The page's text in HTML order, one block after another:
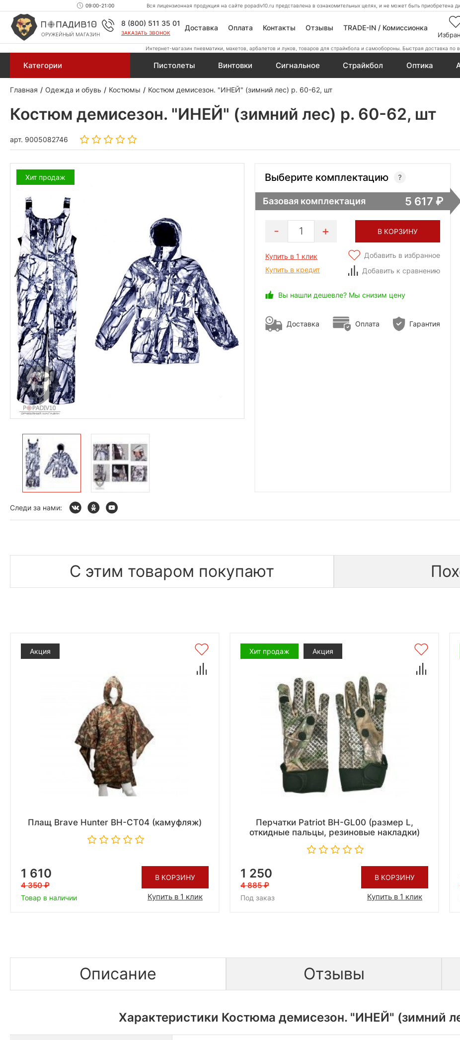
09:00-21:00 Вся лицензионная продукция на сайте popadiv10.ru представлена в ознакомительных целях, и не может быть приобретена
ОРУЖЕЙНЫЙ МАГАЗИН
8 (800) 511 35 01
ЗАКАЗАТЬ ЗВОНОК
Доставка Оплата Контакты Отзывы TRADE-IN / Комиссионка
Интернет-магазин пневматики, макетов, арбалетов и луков, товаров для страйкбола и самообороны. Быстрая доставка по
Категории Пистолеты Винтовки Сигнальное Страйкбол Оптика
Главная Одежда и обувь Костюмы Костюм демисезон. "ИНЕЙ" (зимний лес) р. 60-62, шт
Костюм демисезон. "ИНЕЙ" (зимний лес) р. 60-62, шт
арт. 9005082746
Хит продаж Выберите комплектацию
Базовая комплектация 5 617
1 В КОРЗИНУ
Купить в 1 клик
Купить в кредит
Добавить в избранное
Добавить к сравнению
Вы нашли дешевле? Мы снизим цену
Доставка Оплата Гарантия
Следи за нами:
С этим товаром покупают
Акция
Плащ Brave Hunter BH-CT04 (камуфляж)
1 610
4 350
Товар в наличии
В КОРЗИНУ
Купить в 1 клик
Хит продаж Акция
Перчатки Patriot BH-GL00 (размер L,
откидные пальцы, резиновые накладки)
1 250
4 885
Под заказ
В КОРЗИНУ
Купить в 1 клик
Описание Отзывы
Характеристики Костюма демисезон. "ИНЕЙ" (зимний